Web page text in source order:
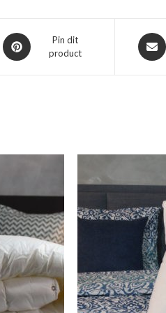
Opent
in
Pin dit
product
Opent
in